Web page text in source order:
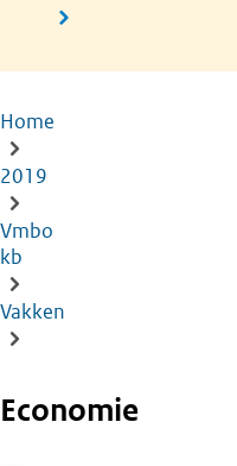
Kruimelpad
Home
2019
Vmbo
kb
Vakken
Economie